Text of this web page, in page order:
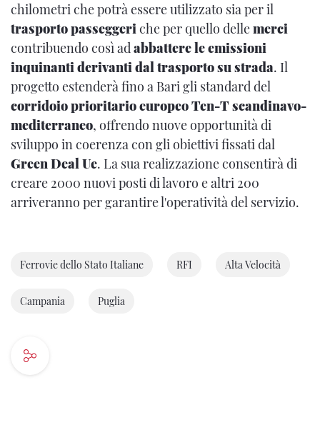
chilometri che potrà essere utilizzato sia per il
trasporto passeggeriche per quello dellemerci
contribuendo così adabbattere le emissioni
inquinanti derivanti dal trasporto su strada. Il
progetto estenderà fino a Bari gli standard del
corridoio prioritario europeo Ten-T scandinavo-
mediterraneo, offrendo nuove opportunità di
sviluppo in coerenza con gli obiettivi fissati dal
Green Deal Ue. La sua realizzazione consentirà di
creare 2000 nuovi posti di lavoro e altri 200
arriveranno per garantire l'operatività del servizio.
Ferrovie dello Stato Italiane RFI Alta Velocità
Campania Puglia